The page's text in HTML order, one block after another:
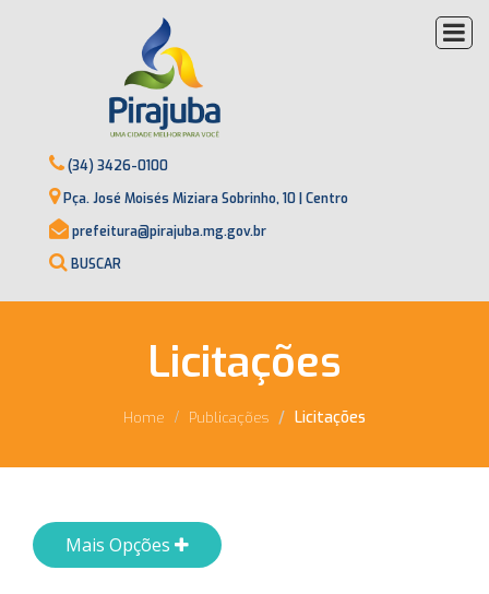
(34) 3426-0100
Pça. José Moisés Miziara Sobrinho, 10 | Centro
prefeitura@pirajuba.mg.gov.br
BUSCAR
Licitações
Home Publicações Licitações
Mais Opções